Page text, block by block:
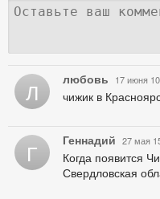
Л любовь 17 июня
чижик в
Г Геннадий 27 мая
Когда появится
Свердловская